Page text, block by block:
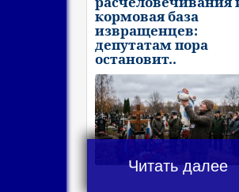
кормовая база
извращенцев:
депутатам пора
остановит..
Читать далее